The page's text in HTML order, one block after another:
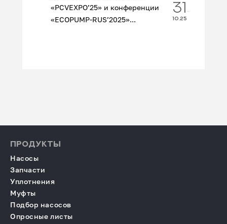
«PCVEXPO’25» и конференции
«ECOPUMP‑RUS’2025»...
31
10.25
ПРОДУКТЫ
Насосы
Запчасти
Уплотнения
Муфты
Подбор насосов
Опросные листы